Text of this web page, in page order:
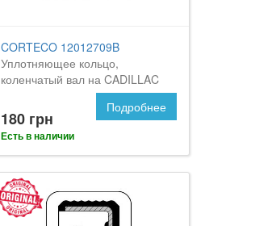
CORTECO 12012709B
Уплотняющее кольцо,
коленчатый вал на CADILLAC
180 грн
Есть в наличии
Подробнее